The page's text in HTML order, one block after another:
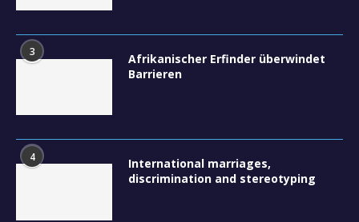
3
Afrikanischer Erfinder überwindet
Barrieren
4
International marriages,
discrimination and stereotyping